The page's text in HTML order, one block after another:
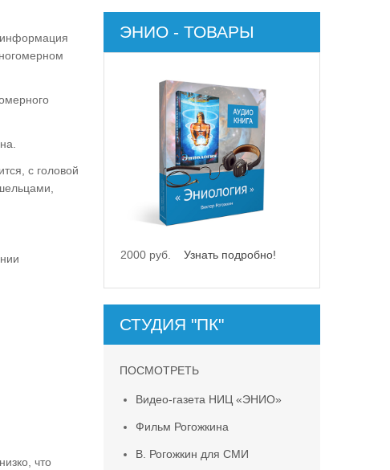
информация
с головой
что
ЭНИО - ТОВАРЫ
2000 руб. Узнать подробно!
СТУДИЯ "ПК"
ПОСМОТРЕТЬ
Видео-газета НИЦ «ЭНИО»
Фильм Рогожкина
В. Рогожкин для СМИ